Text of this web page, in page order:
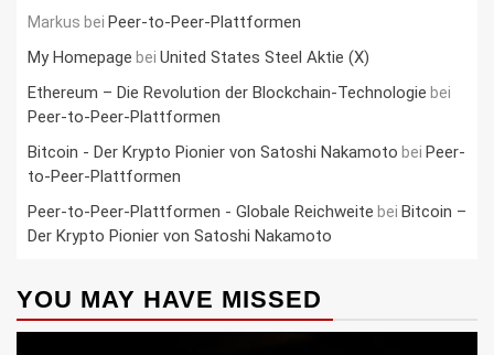
Markus bei Peer-to-Peer-Plattformen
My Homepage bei United States Steel Aktie (X)
Ethereum – Die Revolution der Blockchain-Technologie bei
Peer-to-Peer-Plattformen
Bitcoin - Der Krypto Pionier von Satoshi Nakamoto bei Peer-
to-Peer-Plattformen
Peer-to-Peer-Plattformen - Globale Reichweite bei Bitcoin –
Der Krypto Pionier von Satoshi Nakamoto
YOU MAY HAVE MISSED